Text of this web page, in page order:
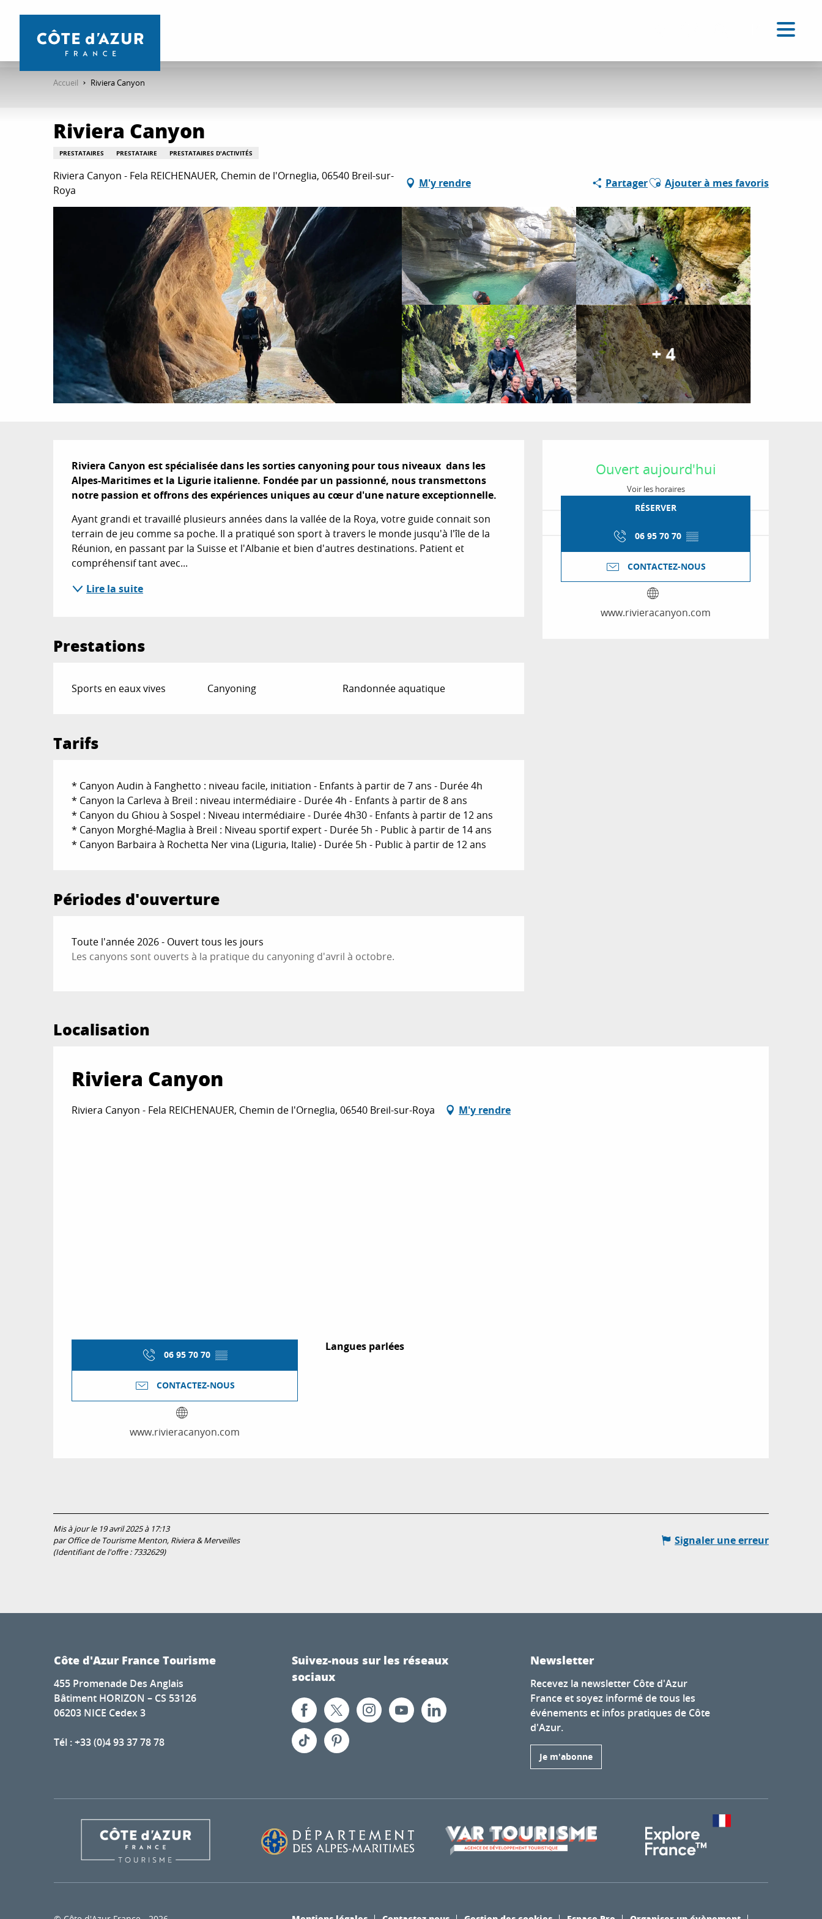
contenu
Accueil Riviera Canyon
Riviera Canyon
PRESTATAIRES PRESTATAIRE PRESTATAIRES D'ACTIVITÉS
Riviera Canyon - Fela REICHENAUER, Chemin de l'Orneglia, 06540 Breil-sur-
Roya
M'y rendre PartagerAjouter aux favoris
Ajouter à mes favoris
+ 4
Ouverture et
Ouvert aujourd'hui
Voir les horaires
RÉSERVER
06 95 70 70 ▒▒
CONTACTEZ-NOUS
www.rivieracanyon.com
Description
Riviera Canyon est spécialisée dans les sorties canyoning pour tous niveaux  dans les
Alpes-Maritimes et la Ligurie italienne. Fondée par un passionné, nous transmettons
notre passion et offrons des expériences uniques au cœur d'une nature exceptionnelle.
Ayant grandi et travaillé plusieurs années dans la vallée de la Roya, votre guide connait son
terrain de jeu comme sa poche. Il a pratiqué son sport à travers le monde jusqu'à l'île de la
Réunion, en passant par la Suisse et l'Albanie et bien d'autres destinations. Patient et
compréhensif tant avec...
Lire la suite
Prestations
Sports en eaux vives Canyoning Randonnée aquatique
Tarifs
* Canyon Audin à Fanghetto : niveau facile, initiation - Enfants à partir de 7 ans - Durée 4h
* Canyon la Carleva à Breil : niveau intermédiaire - Durée 4h - Enfants à partir de 8 ans
* Canyon du Ghiou à Sospel : Niveau intermédiaire - Durée 4h30 - Enfants à partir de 12 ans
* Canyon Morghé-Maglia à Breil : Niveau sportif expert - Durée 5h - Public à partir de 14 ans
* Canyon Barbaira à Rochetta Ner vina (Liguria, Italie) - Durée 5h - Public à partir de 12 ans
Périodes d'ouverture
Toute l'année 2026 - Ouvert tous les jours
Les canyons sont ouverts à la pratique du canyoning d'avril à octobre.
Localisation
Riviera Canyon
Riviera Canyon - Fela REICHENAUER, Chemin de l'Orneglia, 06540 Breil-sur-Roya M'y rendre
06 95 70 70 ▒▒
CONTACTEZ-NOUS
www.rivieracanyon.com
Langues parlées
Langues parlées
Mis à jour le 19 avril 2025 à 17:13
par Office de Tourisme Menton, Riviera & Merveilles
(Identifiant de l'offre : 7332629)
Signaler une erreur
Côte d'Azur France Tourisme
455 Promenade Des Anglais
Bâtiment HORIZON – CS 53126
06203 NICE Cedex 3
Tél : +33 (0)4 93 37 78 78
Suivez-nous sur les réseaux
sociaux
Newsletter
Recevez la newsletter Côte d'Azur
France et soyez informé de tous les
événements et infos pratiques de Côte
d'Azur.
Je m'abonne